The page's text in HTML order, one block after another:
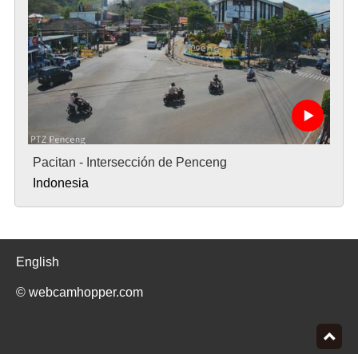
Pacitan - Intersección de Penceng
Indonesia
English
© webcamhopper.com